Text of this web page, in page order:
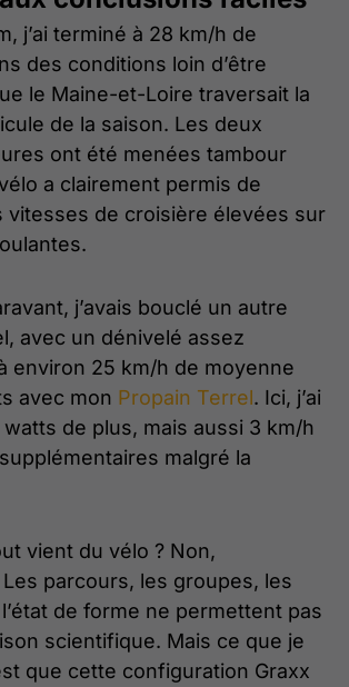
j’ai terminé à 28 km/h de
des conditions loin d’être
le Maine-et-Loire traversait la
de la saison. Les deux
ont été menées tambour
a clairement permis de
vitesses de croisière élevées sur
j’avais bouclé un autre
avec un dénivelé assez
environ 25 km/h de moyenne
avec mon Propain Terrel. Ici, j’ai
watts de plus, mais aussi 3 km/h
malgré la
vient du vélo ? Non,
parcours, les groupes, les
de forme ne permettent pas
scientifique. Mais ce que je
que cette configuration Graxx